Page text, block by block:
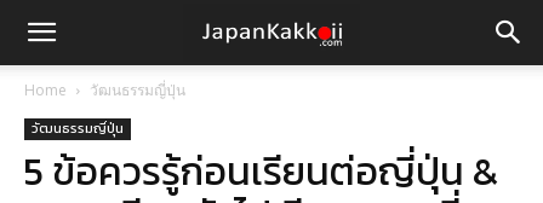
Home วัฒนธรรมญี่ปุ่น
วัฒนธรรมญี่ปุ่น
5 ข้อควรรู้ก่อนเรียนต่อญี่ปุ่น &